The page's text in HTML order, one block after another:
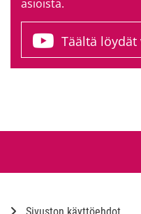
asioista.
Täältä